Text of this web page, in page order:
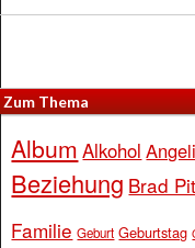
Zum Thema
Album Alkohol
Beziehung Brad
Familie Geburt Geburtstag